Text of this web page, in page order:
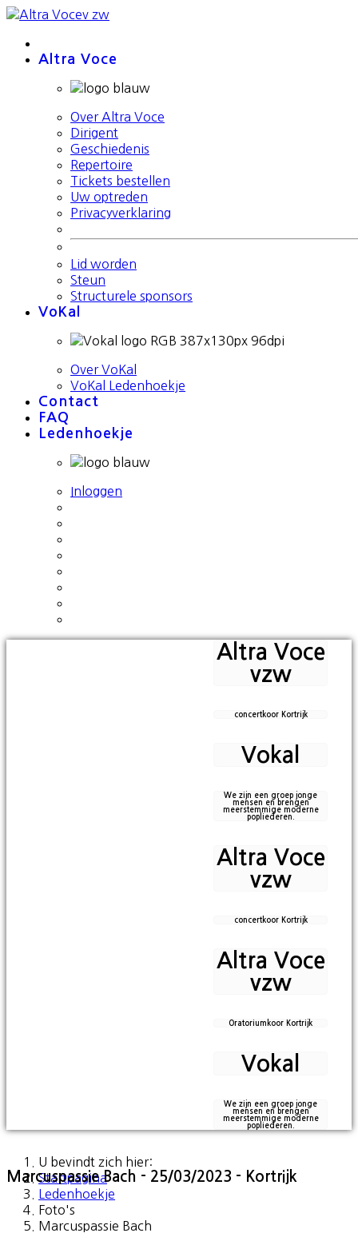
Altra Voce
Over Altra Voce
Dirigent
Geschiedenis
Repertoire
Tickets bestellen
Uw optreden
Privacyverklaring
Lid worden
Steun
Structurele sponsors
VoKal
Over VoKal
VoKal Ledenhoekje
Contact
FAQ
Ledenhoekje
Inloggen
Altra Voce
vzw
concertkoor Kortrijk
Vokal
We zijn een groep jonge
mensen en brengen
meerstemmige moderne
popliederen.
Altra Voce
vzw
concertkoor Kortrijk
Altra Voce
vzw
Oratoriumkoor Kortrijk
Vokal
We zijn een groep jonge
mensen en brengen
meerstemmige moderne
popliederen.
U bevindt zich hier:
Startpagina
Ledenhoekje
Foto's
Marcuspassie Bach
Marcuspassie Bach - 25/03/2023 - Kortrijk